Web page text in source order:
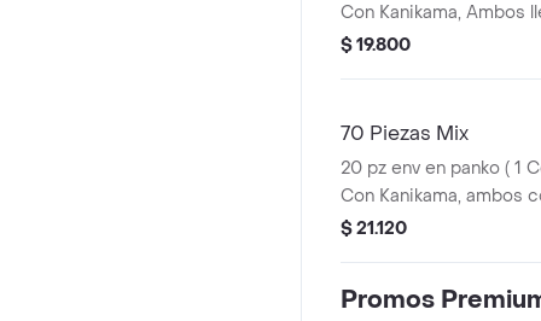
Con Kanikama, Ambos
Crema y Cebollin) 20 pz
nori tempurizado
pequeño con queso
$ 19.800
70 Piezas Mix
20 pz env en panko ( 1
Con Kanikama, ambos
cebollín) 10 pz env en
ambos con queso
$ 21.120
Promos